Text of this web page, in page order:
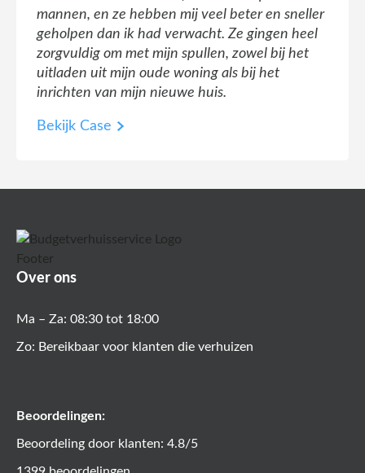
mannen, en ze hebben mij veel beter en sneller
geholpen dan ik had verwacht. Ze gingen heel
zorgvuldig om met mijn spullen, zowel bij het
uitladen uit mijn oude woning als bij het
inrichten van mijn nieuwe huis.
Bekijk Case
Over ons
Ma – Za: 08:30 tot 18:00
Zo: Bereikbaar voor klanten die verhuizen
Beoordelingen:
Beoordeling door klanten: 4.8/5